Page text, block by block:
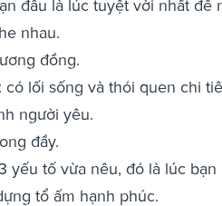
đâu là lúc tuyệt vời nhất để
nhau.
đồng.
lối sống và thói quen chi
người yêu.
đầy.
yếu tố vừa nêu, đó là lúc
tổ ấm hạnh phúc.